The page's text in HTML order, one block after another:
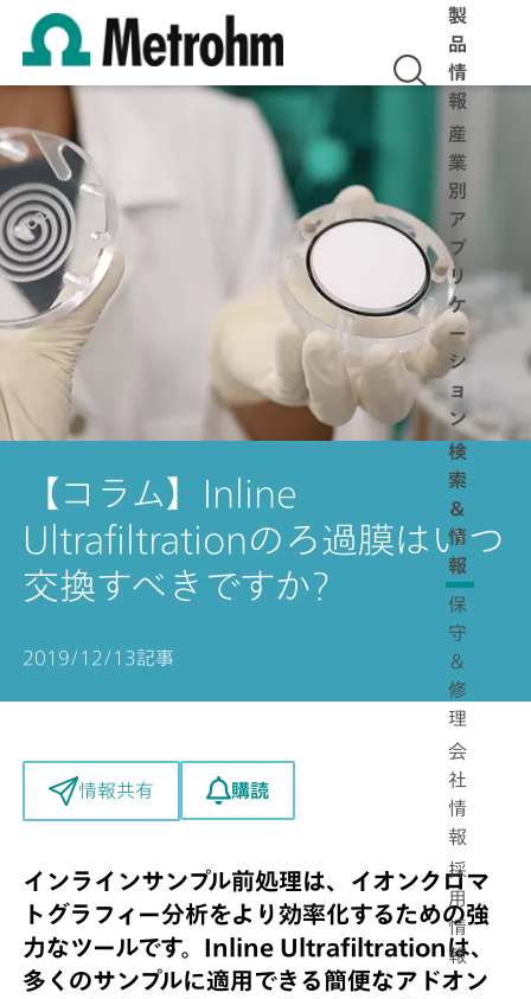
製
品
情
報
産
業
別
ア
プ
リ
ケ
ー
シ
ョ
ン
検
索
＆
情
報
保
守
＆
修
理
会
社
情
報
採
用
情
報
【コラム】Inline
Ultrafiltrationのろ過膜はいつ
交換すべきですか?
2019/12/13記事
情報共有 購読
インラインサンプル前処理は、イオンクロマ
トグラフィー分析をより効率化するための強
力なツールです。Inline Ultrafiltrationは、
多くのサンプルに適用できる簡便なアドオン